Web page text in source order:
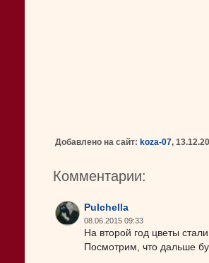
Добавлено на сайт: koza-07,
Комментарии:
Pulchella
08.06.2015 09:33
На второй год цветы
Посмотрим, что дальше